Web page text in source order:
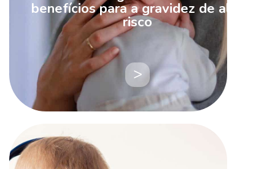
benefícios para a gravidez de alto
risco
LEIA
MAIS